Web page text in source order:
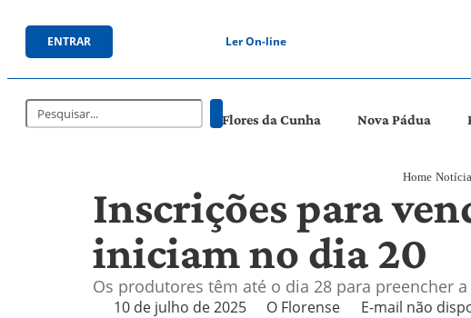
ENTRAR Ler On-line
Flores da Cunha Nova Pádua
Home
Inscrições para
iniciam no dia 20
Os produtores têm até o dia 28 para preencher
10 de julho de 2025 O Florense E-mail não